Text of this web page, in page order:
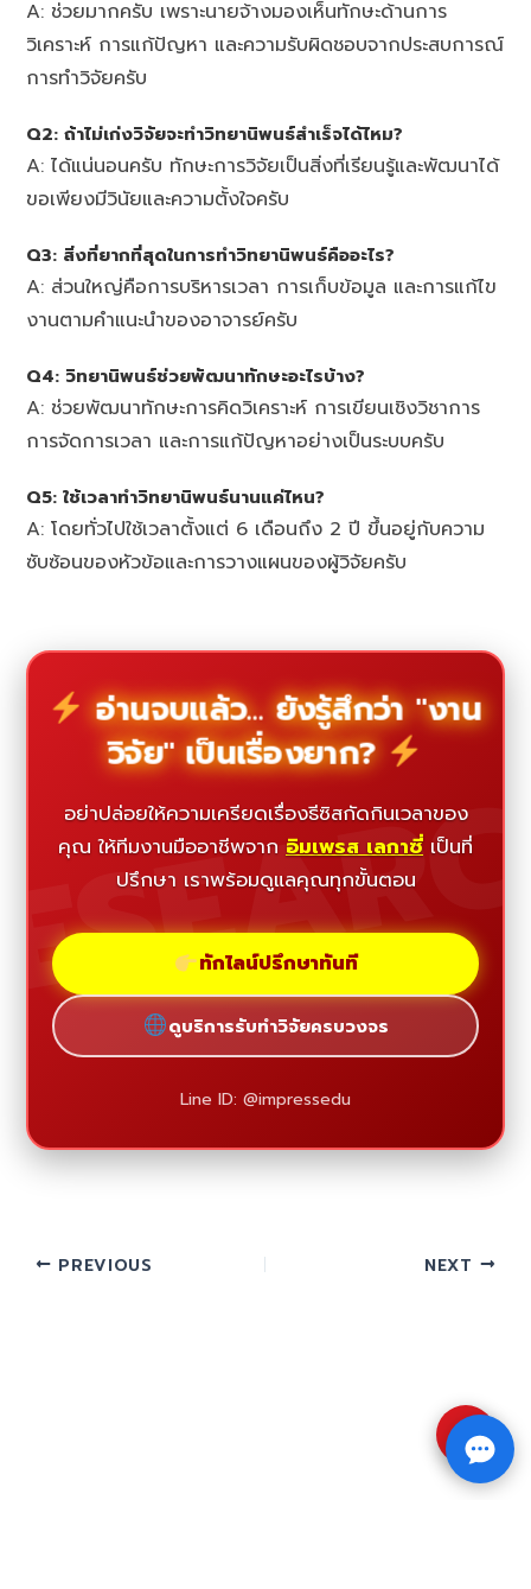
A: ช่วยมากครับ เพราะนายจ้างมองเห็นทักษะด้านการ
วิเคราะห์ การแก้ปัญหา และความรับผิดชอบจากประสบการณ์
การทำวิจัยครับ
Q2: ถ้าไม่เก่งวิจัยจะทำวิทยานิพนธ์สำเร็จได้ไหม?
A: ได้แน่นอนครับ ทักษะการวิจัยเป็นสิ่งที่เรียนรู้และพัฒนาได้
ขอเพียงมีวินัยและความตั้งใจครับ
Q3: สิ่งที่ยากที่สุดในการทำวิทยานิพนธ์คืออะไร?
A: ส่วนใหญ่คือการบริหารเวลา การเก็บข้อมูล และการแก้ไข
งานตามคำแนะนำของอาจารย์ครับ
Q4: วิทยานิพนธ์ช่วยพัฒนาทักษะอะไรบ้าง?
A: ช่วยพัฒนาทักษะการคิดวิเคราะห์ การเขียนเชิงวิชาการ
การจัดการเวลา และการแก้ปัญหาอย่างเป็นระบบครับ
Q5: ใช้เวลาทำวิทยานิพนธ์นานแค่ไหน?
A: โดยทั่วไปใช้เวลาตั้งแต่ 6 เดือนถึง 2 ปี ขึ้นอยู่กับความ
ซับซ้อนของหัวข้อและการวางแผนของผู้วิจัยครับ
อ่านจบแล้ว... ยังรู้สึกว่า "งาน
วิจัย" เป็นเรื่องยาก?
อย่าปล่อยให้ความเครียดเรื่องธีซิสกัดกินเวลาของ
คุณ ให้ทีมงานมืออาชีพจาก อิมเพรส เลกาซี่ เป็นที่
ปรึกษา เราพร้อมดูแลคุณทุกขั้นตอน
ทักไลน์ปรึกษาทันที
ดูบริการรับทำวิจัยครบวงจร
Line ID: @impressedu
PREVIOUS NEXT
⇧